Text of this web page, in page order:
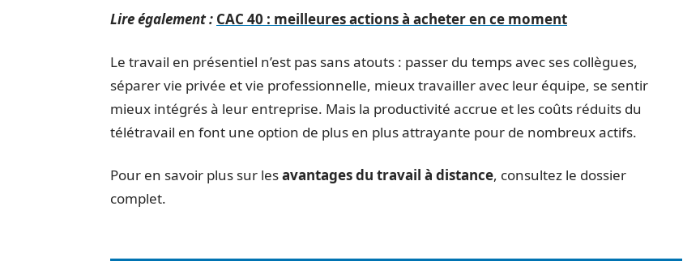
Lire également : CAC 40 : meilleures actions à acheter en ce moment
Le travail en présentiel n’est pas sans atouts : passer du temps avec ses collègues,
séparer vie privée et vie professionnelle, mieux travailler avec leur équipe, se sentir
mieux intégrés à leur entreprise. Mais la productivité accrue et les coûts réduits du
télétravail en font une option de plus en plus attrayante pour de nombreux actifs.
Pour en savoir plus sur lesavantages du travail à distance, consultez le dossier
complet.